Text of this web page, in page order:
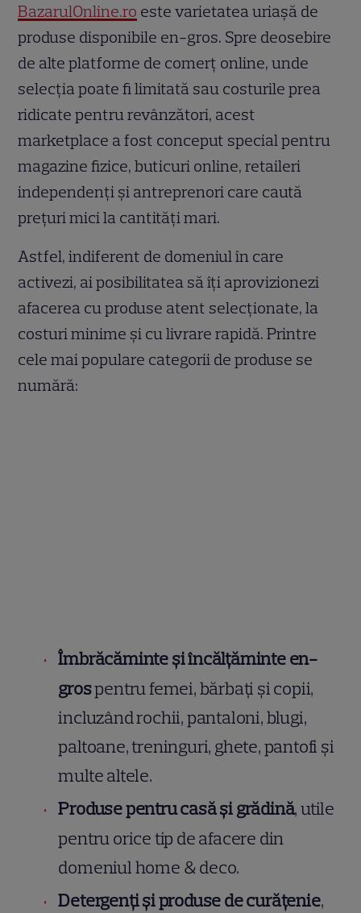
BazarulOnline.ro este varietatea uriașă de
produse disponibile en-gros. Spre deosebire
de alte platforme de comerț online, unde
selecția poate fi limitată sau costurile prea
ridicate pentru revânzători, acest
marketplace a fost conceput special pentru
magazine fizice, buticuri online, retaileri
independenți și antreprenori care caută
prețuri mici la cantități mari.
Astfel, indiferent de domeniul în care
activezi, ai posibilitatea să îți aprovizionezi
afacerea cu produse atent selecționate, la
costuri minime și cu livrare rapidă. Printre
cele mai populare categorii de produse se
numără:
Îmbrăcăminte și încălțăminte en-
grospentru femei, bărbați și copii,
incluzând rochii, pantaloni, blugi,
paltoane, treninguri, ghete, pantofi și
multe altele.
Produse pentru casă și grădină, utile
pentru orice tip de afacere din
domeniul home & deco.
Detergenți și produse de curățenie,